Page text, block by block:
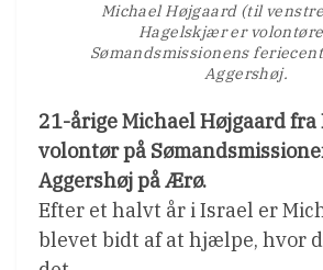
Michael Højgaard (til
Hagelskjær er
Sømandsmissionens
Aggershøj.
21-årige Michael Højgaard
volontør på
Aggershøj på Ærø.
Efter et halvt år i Israel er
blevet bidt af at hjælpe, hvor